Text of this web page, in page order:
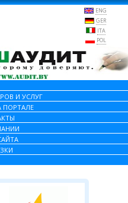
ENG
GER
ITA
POL
И УСЛУГ
ПОРТАЛЕ